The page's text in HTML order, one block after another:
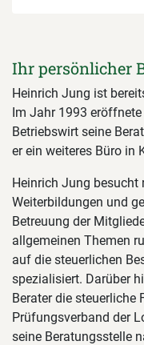
Ihr persönlicher
Heinrich Jung ist
Im Jahr 1993
Betriebswirt seine
er ein weiteres Büro in
Heinrich Jung
Weiterbildungen und
Betreuung der
allgemeinen Themen
auf die steuerlichen
spezialisiert. Darüber
Berater die steuerliche
Prüfungsverband der
seine Beratungsstelle